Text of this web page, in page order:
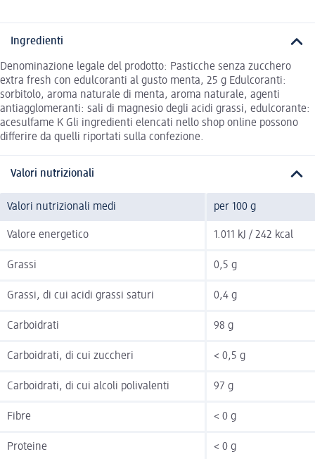
Ingredienti
Denominazione legale del prodotto: Pasticche senza zucchero
extra fresh con edulcoranti al gusto menta, 25 g Edulcoranti:
sorbitolo, aroma naturale di menta, aroma naturale, agenti
antiagglomeranti: sali di magnesio degli acidi grassi, edulcorante:
acesulfame K Gli ingredienti elencati nello shop online possono
differire da quelli riportati sulla confezione.
Valori nutrizionali
Valori nutrizionali medi per 100 g
Valore energetico 1.011 kJ / 242 kcal
Grassi 0,5 g
Grassi, di cui acidi grassi saturi 0,4 g
Carboidrati 98 g
Carboidrati, di cui zuccheri < 0,5 g
Carboidrati, di cui alcoli polivalenti 97 g
Fibre < 0 g
Proteine < 0 g